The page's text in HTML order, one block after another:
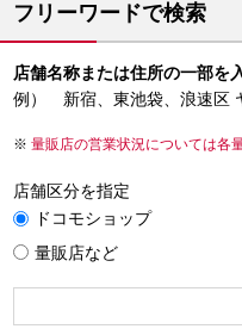
フリーワードで検索
店舗名称または住所の一部を
例） 新宿、東池袋、浪速区
量販店の営業状況については各
店舗区分を指定
ドコモショップ
量販店など